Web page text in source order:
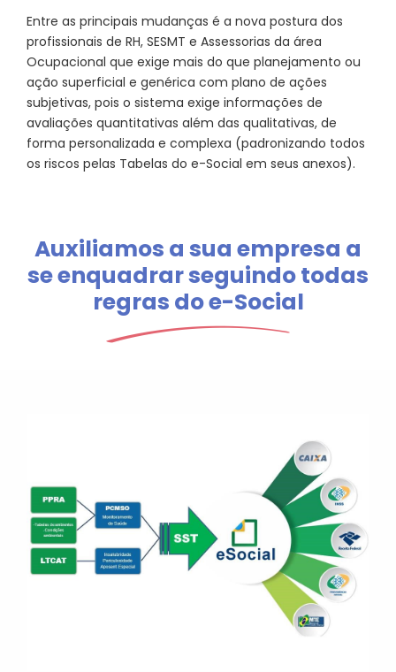
Entre as principais mudanças é a nova postura dos
profissionais de RH, SESMT e Assessorias da área
Ocupacional que exige mais do que planejamento ou
ação superficial e genérica com plano de ações
subjetivas, pois o sistema exige informações de
avaliações quantitativas além das qualitativas, de
forma personalizada e complexa (padronizando todos
os riscos pelas Tabelas do e-Social em seus anexos).
Auxiliamos a sua empresa a
se enquadrar seguindo todas
regras do e-Social